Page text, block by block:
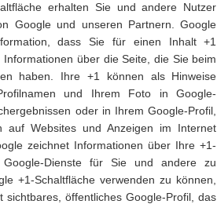
erhalten Sie und andere Nutzer
Google und unseren Partnern. Google
dass Sie für einen Inhalt +1
über die Seite, die Sie beim
haben. Ihre +1 können als Hinweise
und Ihrem Foto in Google-
oder in Ihrem Google-Profil,
auf Websites und Anzeigen im Internet
zeichnet Informationen über Ihre +1-
Dienste für Sie und andere zu
+1-Schaltfläche verwenden zu können,
sichtbares, öffentliches Google-Profil, das